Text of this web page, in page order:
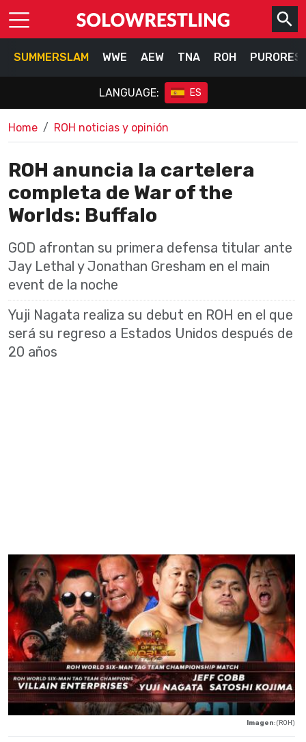
SUMMERSLAM WWE AEW TNA ROH
LANGUAGE: ES
Home ROH noticias y opinión
ROH anuncia la cartelera
completa de War of the
Worlds: Buffalo
GOD afrontan su primera defensa titular ante
Jay Lethal y Jonathan Gresham en el main
event de la noche
Yuji Nagata realiza su debut en ROH en el que
será su regreso a Estados Unidos después de
20 años
Imagen: (ROH)